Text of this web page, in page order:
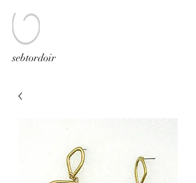
sebtordoir